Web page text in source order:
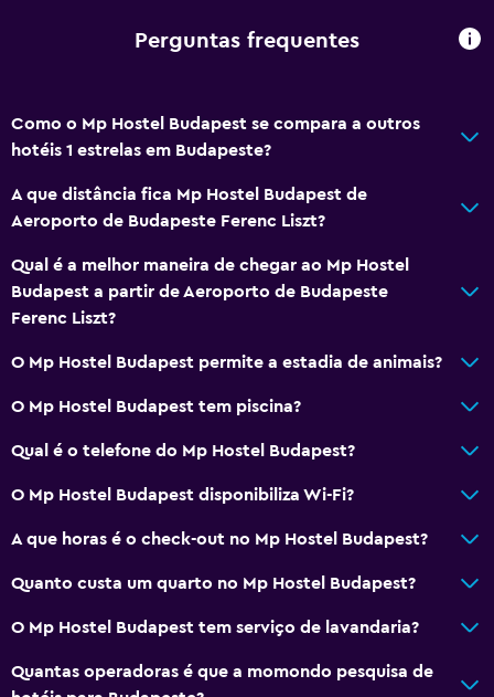
CCTV fora da propriedade
Cofre
Kit de primeiros socorros
CCTV nas zonas comuns
Geral
Cacifos
Piso em carpete
Cortina de privacidade
Armazém disponível
Serviços e comodidades
Cofre
Visitas guiadas
Estacionamento e transportes
Perguntas frequentes
Como o Mp Hostel Budapest se compara a outros
hotéis 1 estrelas em Budapeste?
A que distância fica Mp Hostel Budapest de
Aeroporto de Budapeste Ferenc Liszt?
Qual é a melhor maneira de chegar ao Mp Hostel
Budapest a partir de Aeroporto de Budapeste
Ferenc Liszt?
O Mp Hostel Budapest permite a estadia de animais?
O Mp Hostel Budapest tem piscina?
Qual é o telefone do Mp Hostel Budapest?
O Mp Hostel Budapest disponibiliza Wi-Fi?
A que horas é o check-out no Mp Hostel Budapest?
Quanto custa um quarto no Mp Hostel Budapest?
O Mp Hostel Budapest tem serviço de lavandaria?
Quantas operadoras é que a momondo pesquisa de